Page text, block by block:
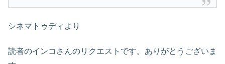
シネマトゥディより
読者のインコさんのリクエストです。ありがとうございま